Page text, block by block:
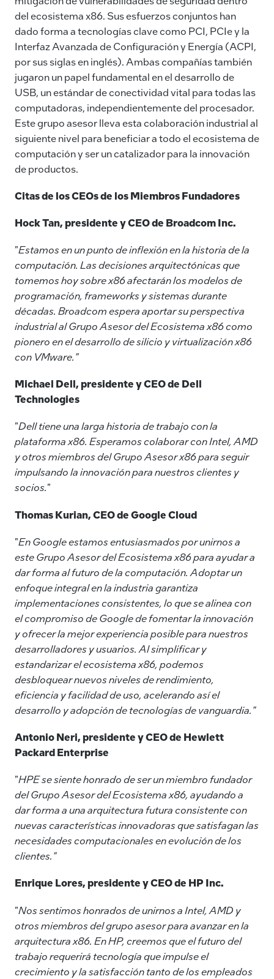
del ecosistema x86. Sus esfuerzos conjuntos han
dado forma a tecnologías clave como PCI, PCIe y la
Interfaz Avanzada de Configuración y Energía (ACPI,
por sus siglas en inglés). Ambas compañías también
jugaron un papel fundamental en el desarrollo de
USB, un estándar de conectividad vital para todas las
computadoras, independientemente del procesador.
Este grupo asesor lleva esta colaboración industrial al
siguiente nivel para beneficiar a todo el ecosistema de
computación y ser un catalizador para la innovación
de productos.
Citas de los CEOs de los Miembros Fundadores
Hock Tan, presidente y CEO de Broadcom Inc.
"Estamos en un punto de inflexión en la historia de la
computación. Las decisiones arquitectónicas que
tomemos hoy sobre x86 afectarán los modelos de
programación, frameworks y sistemas durante
décadas. Broadcom espera aportar su perspectiva
industrial al Grupo Asesor del Ecosistema x86 como
pionero en el desarrollo de silicio y virtualización x86
con VMware."
Michael Dell, presidente y CEO de Dell
Technologies
"Dell tiene una larga historia de trabajo con la
plataforma x86. Esperamos colaborar con Intel, AMD
y otros miembros del Grupo Asesor x86 para seguir
impulsando la innovación para nuestros clientes y
socios."
Thomas Kurian, CEO de Google Cloud
"En Google estamos entusiasmados por unirnos a
este Grupo Asesor del Ecosistema x86 para ayudar a
dar forma al futuro de la computación. Adoptar un
enfoque integral en la industria garantiza
implementaciones consistentes, lo que se alinea con
el compromiso de Google de fomentar la innovación
y ofrecer la mejor experiencia posible para nuestros
desarrolladores y usuarios. Al simplificar y
estandarizar el ecosistema x86, podemos
desbloquear nuevos niveles de rendimiento,
eficiencia y facilidad de uso, acelerando así el
desarrollo y adopción de tecnologías de vanguardia."
Antonio Neri, presidente y CEO de Hewlett
Packard Enterprise
"HPE se siente honrado de ser un miembro fundador
del Grupo Asesor del Ecosistema x86, ayudando a
dar forma a una arquitectura futura consistente con
nuevas características innovadoras que satisfagan las
necesidades computacionales en evolución de los
clientes."
Enrique Lores, presidente y CEO de HP Inc.
"Nos sentimos honrados de unirnos a Intel, AMD y
otros miembros del grupo asesor para avanzar en la
arquitectura x86. En HP, creemos que el futuro del
trabajo requerirá tecnología que impulse el
crecimiento y la satisfacción tanto de los empleados